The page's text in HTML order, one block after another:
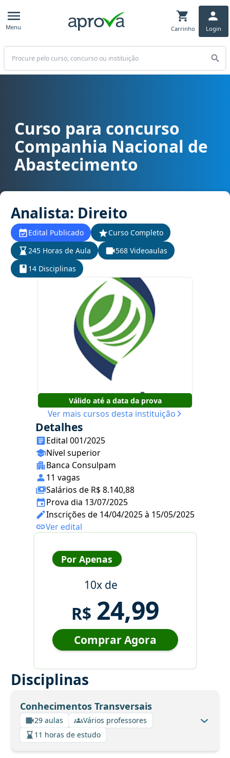
Menu Carrinho Login
Buscar
Curso para concurso CONAB - Companhia Nacional de
Curso para concurso
Companhia Nacional de
Abastecimento
Analista: Direito
Edital Publicado
Curso Completo
245 Horas de Aula
568 Videoaulas
14 Disciplinas
Válido até a data da prova
Ver mais cursos desta instituição
Detalhes
Edital 001/2025
Nível superior
Banca Consulpam
11 vagas
Salários de R$ 8.140,88
Prova dia 13/07/2025
Inscrições de 14/04/2025 à 15/05/2025
Ver edital
Por Apenas
10x de
R$ 24,99
Comprar Agora
Disciplinas
Conhecimentos Transversais
29 aulas
Vários professores
11 horas de estudo